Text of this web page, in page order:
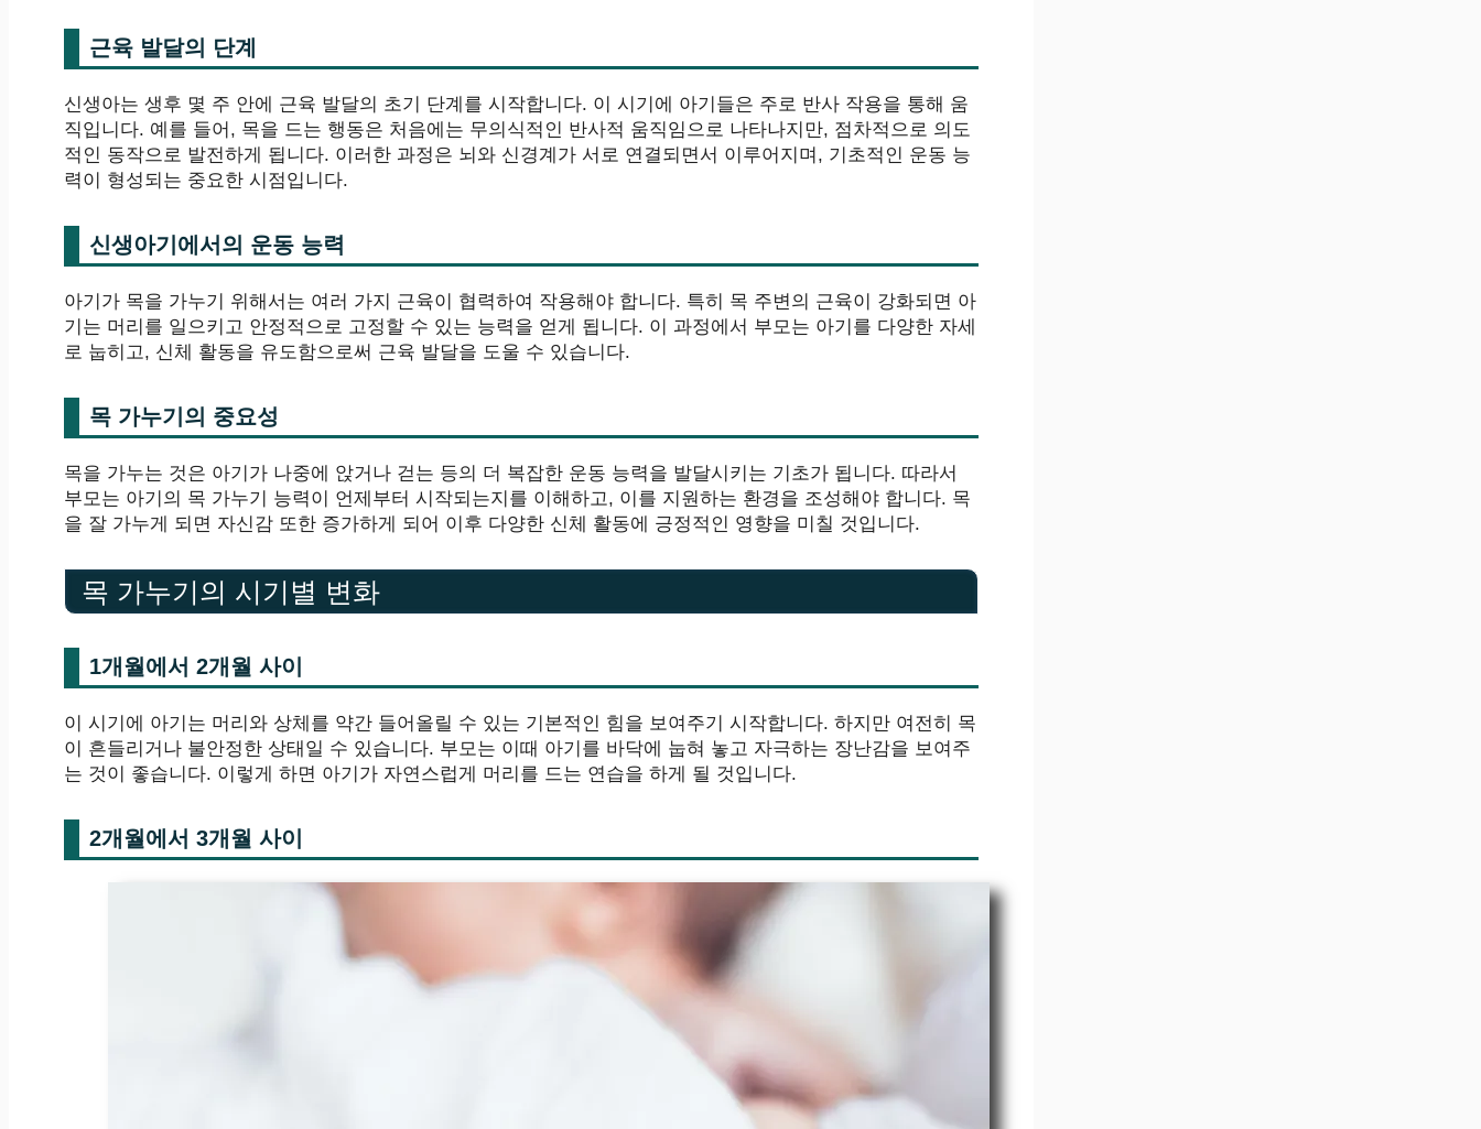
근육 발달의 단계
신생아는 생후 몇 주 안에 근육 발달의 초기 단계를 시작합니다. 이 시기에 아기들은 주로 반사 작용을 통해 움
직입니다. 예를 들어, 목을 드는 행동은 처음에는 무의식적인 반사적 움직임으로 나타나지만, 점차적으로 의도
적인 동작으로 발전하게 됩니다. 이러한 과정은 뇌와 신경계가 서로 연결되면서 이루어지며, 기초적인 운동 능
력이 형성되는 중요한 시점입니다.
신생아기에서의 운동 능력
아기가 목을 가누기 위해서는 여러 가지 근육이 협력하여 작용해야 합니다. 특히 목 주변의 근육이 강화되면 아
기는 머리를 일으키고 안정적으로 고정할 수 있는 능력을 얻게 됩니다. 이 과정에서 부모는 아기를 다양한 자세
로 눕히고, 신체 활동을 유도함으로써 근육 발달을 도울 수 있습니다.
목 가누기의 중요성
목을 가누는 것은 아기가 나중에 앉거나 걷는 등의 더 복잡한 운동 능력을 발달시키는 기초가 됩니다. 따라서
부모는 아기의 목 가누기 능력이 언제부터 시작되는지를 이해하고, 이를 지원하는 환경을 조성해야 합니다. 목
을 잘 가누게 되면 자신감 또한 증가하게 되어 이후 다양한 신체 활동에 긍정적인 영향을 미칠 것입니다.
목 가누기의 시기별 변화
1개월에서 2개월 사이
이 시기에 아기는 머리와 상체를 약간 들어올릴 수 있는 기본적인 힘을 보여주기 시작합니다. 하지만 여전히 목
이 흔들리거나 불안정한 상태일 수 있습니다. 부모는 이때 아기를 바닥에 눕혀 놓고 자극하는 장난감을 보여주
는 것이 좋습니다. 이렇게 하면 아기가 자연스럽게 머리를 드는 연습을 하게 될 것입니다.
2개월에서 3개월 사이